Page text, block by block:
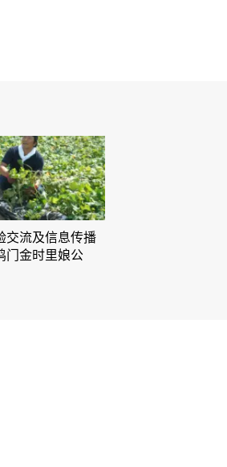
交流及信息传播
金时里娘公